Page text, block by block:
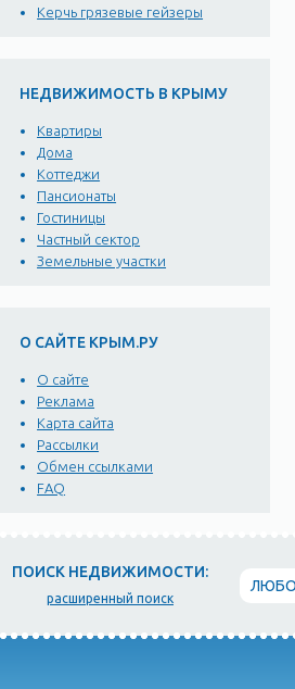
Керчь грязевые гейзеры
НЕДВИЖИМОСТЬ В КРЫМУ
Квартиры
Дома
Коттеджи
Пансионаты
Гостиницы
Частный сектор
Земельные участки
О САЙТЕ КРЫМ.РУ
О сайте
Реклама
Карта сайта
Рассылки
Обмен ссылками
FAQ
ПОИСК НЕДВИЖИМОСТИ:
расширенный поиск